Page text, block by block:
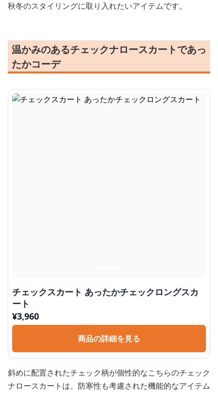
秋冬のスタイリングに取り入れたいアイテムです。
温かみのあるチェックナロースカートであっ
たかコーデ
チェックスカート あったかチェックロングスカ
ート
¥3,960
商品の詳細を見る
斜めに配置されたチェック柄が個性的なこちらのチェック
ナロースカートは、防寒性も考慮された機能的なアイテム